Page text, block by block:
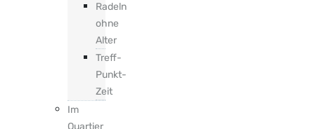
Radeln
ohne
Alter
Treff-
Punkt-
Zeit
Im